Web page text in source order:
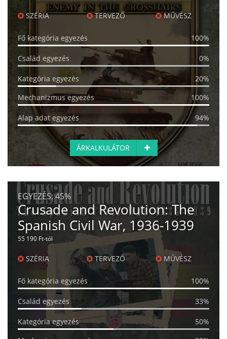
SZÉRIA TERVEZŐ MŰVÉSZ
Fő kategória egyezés 100%
Család egyezés 0%
Kategória egyezés
20%
Mechanizmus egyezés
100%
Alap adat egyezés 94%
ÁRKALKULÁTOR
EGYEZÉS:45%
Crusade and Revolution: The
Spanish Civil War, 1936-1939
55 190 Ft-tól
SZÉRIA TERVEZŐ MŰVÉSZ
Fő kategória egyezés 100%
Család egyezés 33%
Kategória egyezés
50%